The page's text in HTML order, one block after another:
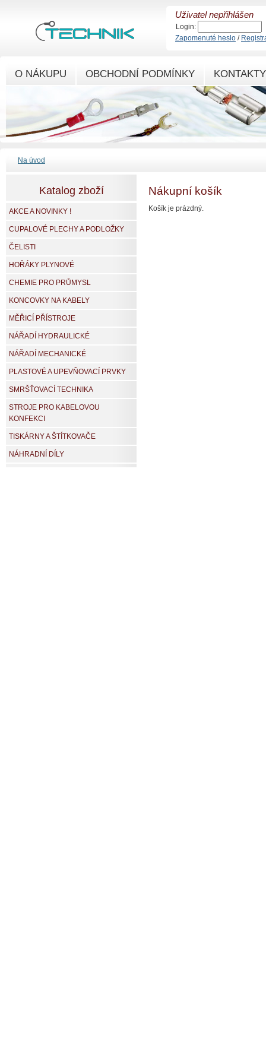
Nákupní košík
Košík je prázdný.
Katalog zboží
AKCE A NOVINKY !
CUPALOVÉ PLECHY A PODLOŽKY
ČELISTI
HOŘÁKY PLYNOVÉ
CHEMIE PRO PRŮMYSL
KONCOVKY NA KABELY
MĚŘICÍ PŘÍSTROJE
NÁŘADÍ HYDRAULICKÉ
NÁŘADÍ MECHANICKÉ
PLASTOVÉ A UPEVŇOVACÍ PRVKY
SMRŠŤOVACÍ TECHNIKA
STROJE PRO KABELOVOU
KONFEKCI
TISKÁRNY A ŠTÍTKOVAČE
NÁHRADNÍ DÍLY
Na úvod
O NÁKUPU OBCHODNÍ PODMÍNKY KONTAKTY
Uživatel nepřihlášen
Login:
Zapomenuté heslo /